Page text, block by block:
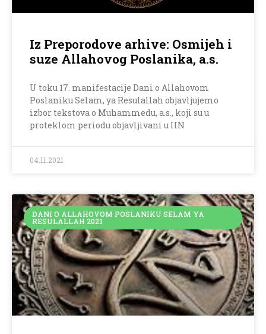
Iz Preporodove arhive: Osmijeh i
suze Allahovog Poslanika, a.s.
U toku 17. manifestacije Dani o Allahovom
Poslaniku Selam, ya Resulallah objavljujemo
izbor tekstova o Muhammedu, a.s., koji su u
proteklom periodu objavljivani u IIN
04.11.2021
DANI O ALLAHOVOM POSLANIKU SELAM YA
RESULALLAH 2021